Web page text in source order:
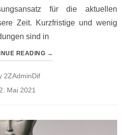
für die aktuellen
Zeit. Kurzfristige und wenig
sind in
READING →
2ZAdminDif
Posted
2. Mai 2021